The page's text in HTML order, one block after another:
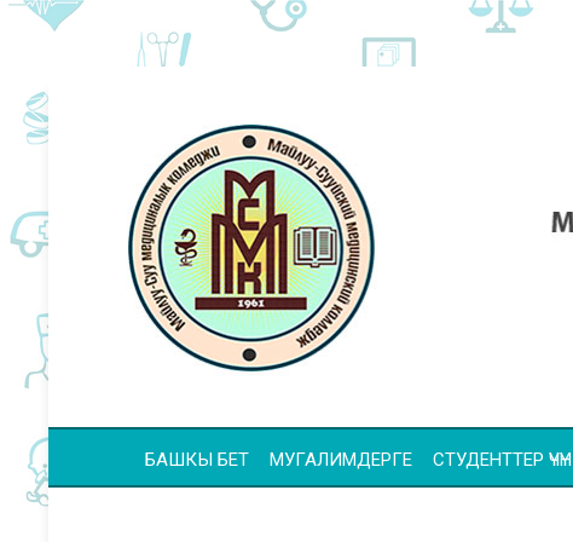
БАШКЫ БЕТ МУГАЛИМДЕРГЕ СТУДЕНТТЕР ҮЧҮН